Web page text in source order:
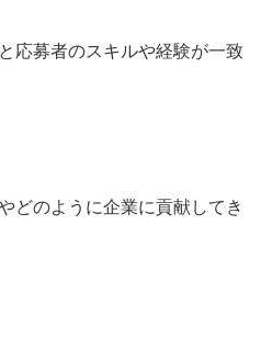
応募者のスキルや経験が一致
どのように企業に貢献してき